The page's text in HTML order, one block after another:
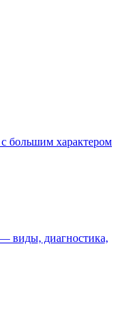
большим характером
виды, диагностика,